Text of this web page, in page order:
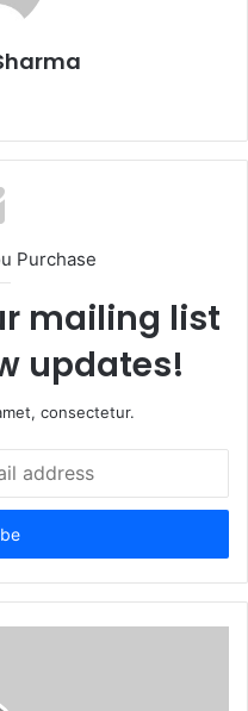
Purchase
mailing list
updates!
consectetur.